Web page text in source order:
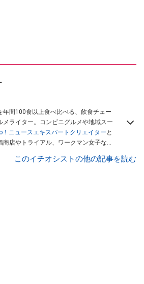
年間100食以上食べ比べる、飲食チェー
メライター。コンビニグルメや地域スー
！ニュースエキスパートクリエイター と
店やトライアル、ワークマン女子など
、集英社「週刊プレイボーイ」、宝島
このイチオシストの他の記事を読む